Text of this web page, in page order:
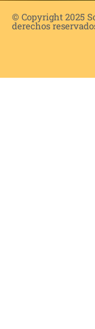
© Copyright 2025
derechos